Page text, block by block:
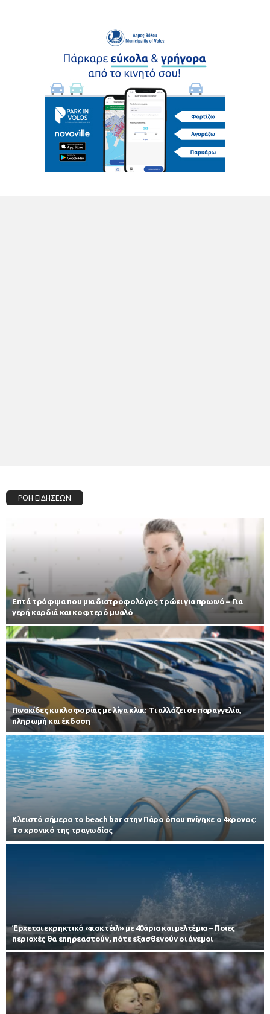
ΡΟΗ ΕΙΔΗΣΕΩΝ
Επτά τρόφιμα που μια διατροφολόγος τρώει για πρωινό – Για
γερή καρδιά και κοφτερό μυαλό
Πινακίδες κυκλοφορίας με λίγα κλικ: Τι αλλάζει σε παραγγελία,
πληρωμή και έκδοση
Κλειστό σήμερα το beach bar στην Πάρο όπου πνίγηκε ο 4χρονος:
Το χρονικό της τραγωδίας
Έρχεται εκρηκτικό «κοκτέιλ» με 40άρια και μελτέμια – Ποιες
περιοχές θα επηρεαστούν, πότε εξασθενούν οι άνεμοι